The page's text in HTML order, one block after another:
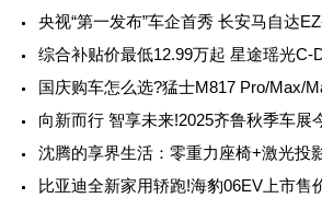
国庆购车怎么选?猛士M817 Pro/Max/
向新而行 智享未来!2025齐鲁秋季车展
沈腾的享界生活：零重力座椅+激光投